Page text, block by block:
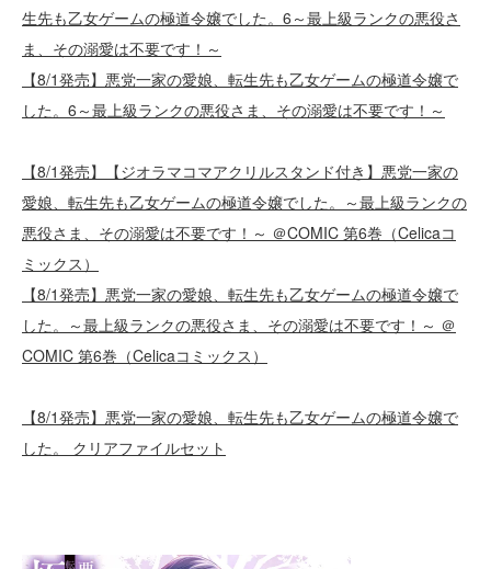
生先も乙女ゲームの極道令嬢でした。6～最上級ランクの悪役さ
ま、その溺愛は不要です！～
【8/1発売】悪党一家の愛娘、転生先も乙女ゲームの極道令嬢で
した。6～最上級ランクの悪役さま、その溺愛は不要です！～
【8/1発売】【ジオラマコマアクリルスタンド付き】悪党一家の
愛娘、転生先も乙女ゲームの極道令嬢でした。～最上級ランクの
悪役さま、その溺愛は不要です！～ ＠COMIC 第6巻（Celicaコ
ミックス）
【8/1発売】悪党一家の愛娘、転生先も乙女ゲームの極道令嬢で
した。～最上級ランクの悪役さま、その溺愛は不要です！～ ＠
COMIC 第6巻（Celicaコミックス）
【8/1発売】悪党一家の愛娘、転生先も乙女ゲームの極道令嬢で
した。 クリアファイルセット